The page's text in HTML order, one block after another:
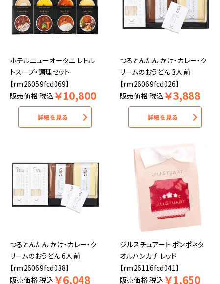
ホテルニューオータニ レトル
トスープ・調理セット
【rm26059fcd069】
販売価格税込 ￥10,800
詳細を見る
つるとんたん かけ・カレー・ク
リームのおうどん 3人前
【rm26069fcd026】
販売価格税込 ￥3,888
詳細を見る
つるとんたん かけ・カレー・ク
リームのおうどん 6人前
【rm26069fcd038】
販売価格税込 ￥6,048
ジルスチュアート ポンポネタ
オルハンカチ レッド
【rm26116fcd041】
販売価格税込 ￥1,650